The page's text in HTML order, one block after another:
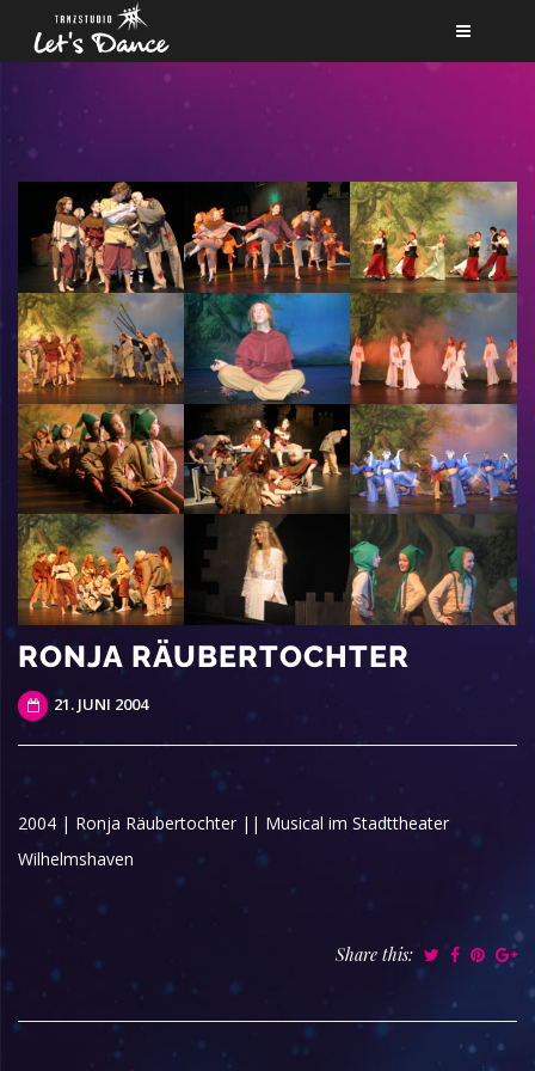
RONJA RÄUBERTOCHTER
21. JUNI 2004
2004 | Ronja Räubertochter || Musical im Stadttheater
Wilhelmshaven
Share this: